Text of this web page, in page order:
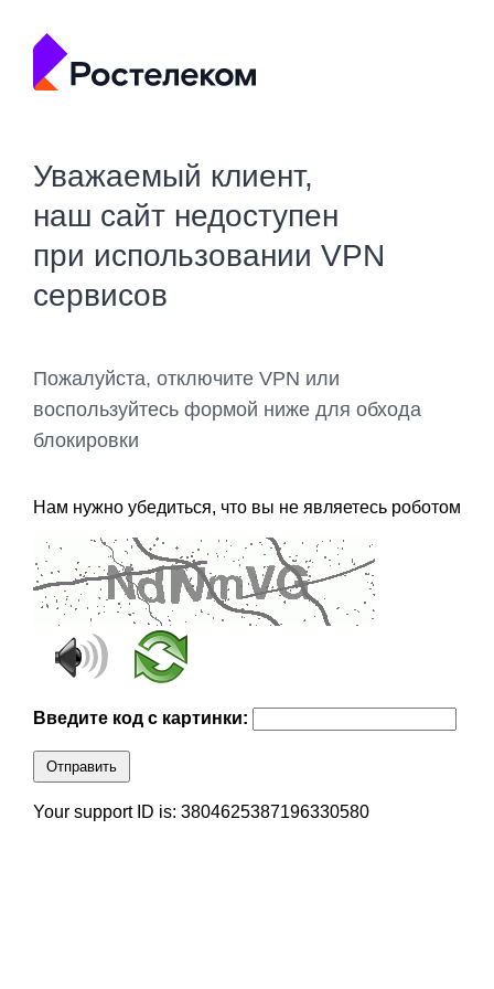
Уважаемый клиент,
наш сайт недоступен
при использовании VPN
сервисов
Пожалуйста, отключите VPN или
воспользуйтесь формой ниже для обхода
блокировки
Нам нужно убедиться, что вы не являетесь роботом
Введите код с картинки:
Отправить
Your support ID is: 3804625387196330580